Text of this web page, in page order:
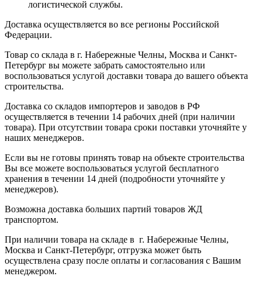
логистической службы.
Доставка осуществляется во все регионы Российской
Федерации.
Товар со склада в г. Набережные Челны, Москва и Санкт-
Петербург вы можете забрать самостоятельно или
воспользоваться услугой доставки товара до вашего объекта
строительства.
Доставка со складов импортеров и заводов в РФ
осуществляется в течении 14 рабочих дней (при наличии
товара). При отсутствии товара сроки поставки уточняйте у
наших менеджеров.
Если вы не готовы принять товар на объекте строительства
Вы все можете воспользоваться услугой бесплатного
хранения в течении 14 дней (подробности уточняйте у
менеджеров).
Возможна доставка больших партий товаров ЖД
транспортом.
При наличии товара на складе в г. Набережные Челны,
Москва и Санкт-Петербург, отгрузка может быть
осуществлена сразу после оплаты и согласования с Вашим
менеджером.